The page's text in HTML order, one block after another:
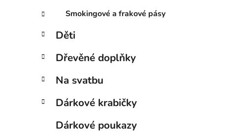
Smokingové a frakové pásy
Děti
Dřevěné doplňky
Na svatbu
Dárkové krabičky
Dárkové poukazy